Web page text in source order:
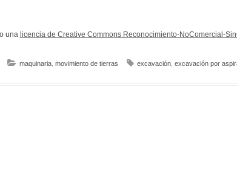
una licencia de Creative Commons Reconocimiento-NoComercial-
maquinaria, movimiento de tierras excavación, excavación por